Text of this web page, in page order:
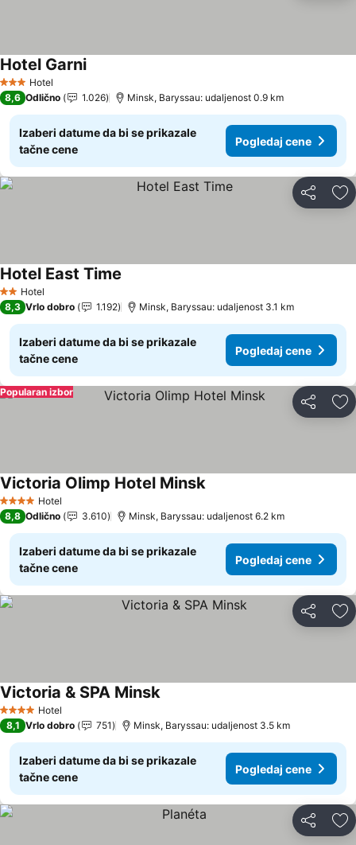
3 Zvezdice
Hotel
Hotel Garni
8,6 Odlično 1.026 Minsk, Baryssau: udaljenost 0.9 km
Izaberi datume da bi se prikazale
tačne cene
Pogledaj cene
Deli
2 Zvezdice
Hotel
Hotel East Time
8,3 Vrlo dobro 1.192 Minsk, Baryssau: udaljenost 3.1 km
Izaberi datume da bi se prikazale
tačne cene
Pogledaj cene
Deli
Popularan izbor
4 ZvezdiceHotel
Victoria Olimp Hotel Minsk
8,8 Odlično 3.610 Minsk, Baryssau: udaljenost 6.2 km
Izaberi datume da bi se prikazale
tačne cene
Pogledaj cene
Deli
4 ZvezdiceHotel
Victoria & SPA Minsk
8,1 Vrlo dobro 751 Minsk, Baryssau: udaljenost 3.5 km
Izaberi datume da bi se prikazale
tačne cene
Pogledaj cene
Deli